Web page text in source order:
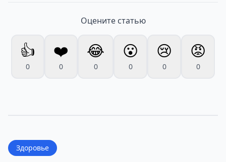
Оцените статью
👍
0
❤️
0
😂
0
😮
0
😢
0
😡
0
Здоровье